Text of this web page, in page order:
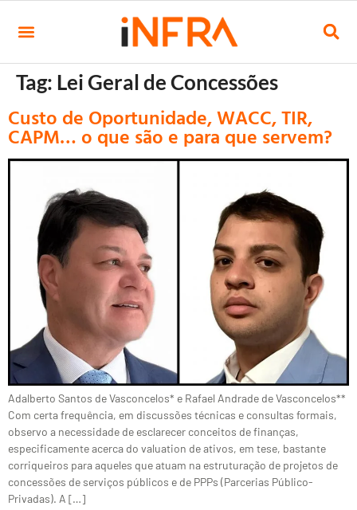
Tag: Lei Geral de Concessões
Custo de Oportunidade, WACC, TIR,
CAPM… o que são e para que servem?
Adalberto Santos de Vasconcelos* e Rafael Andrade de Vasconcelos**
Com certa frequência, em discussões técnicas e consultas formais,
observo a necessidade de esclarecer conceitos de finanças,
especificamente acerca do valuation de ativos, em tese, bastante
corriqueiros para aqueles que atuam na estruturação de projetos de
concessões de serviços públicos e de PPPs (Parcerias Público-
Privadas). A […]